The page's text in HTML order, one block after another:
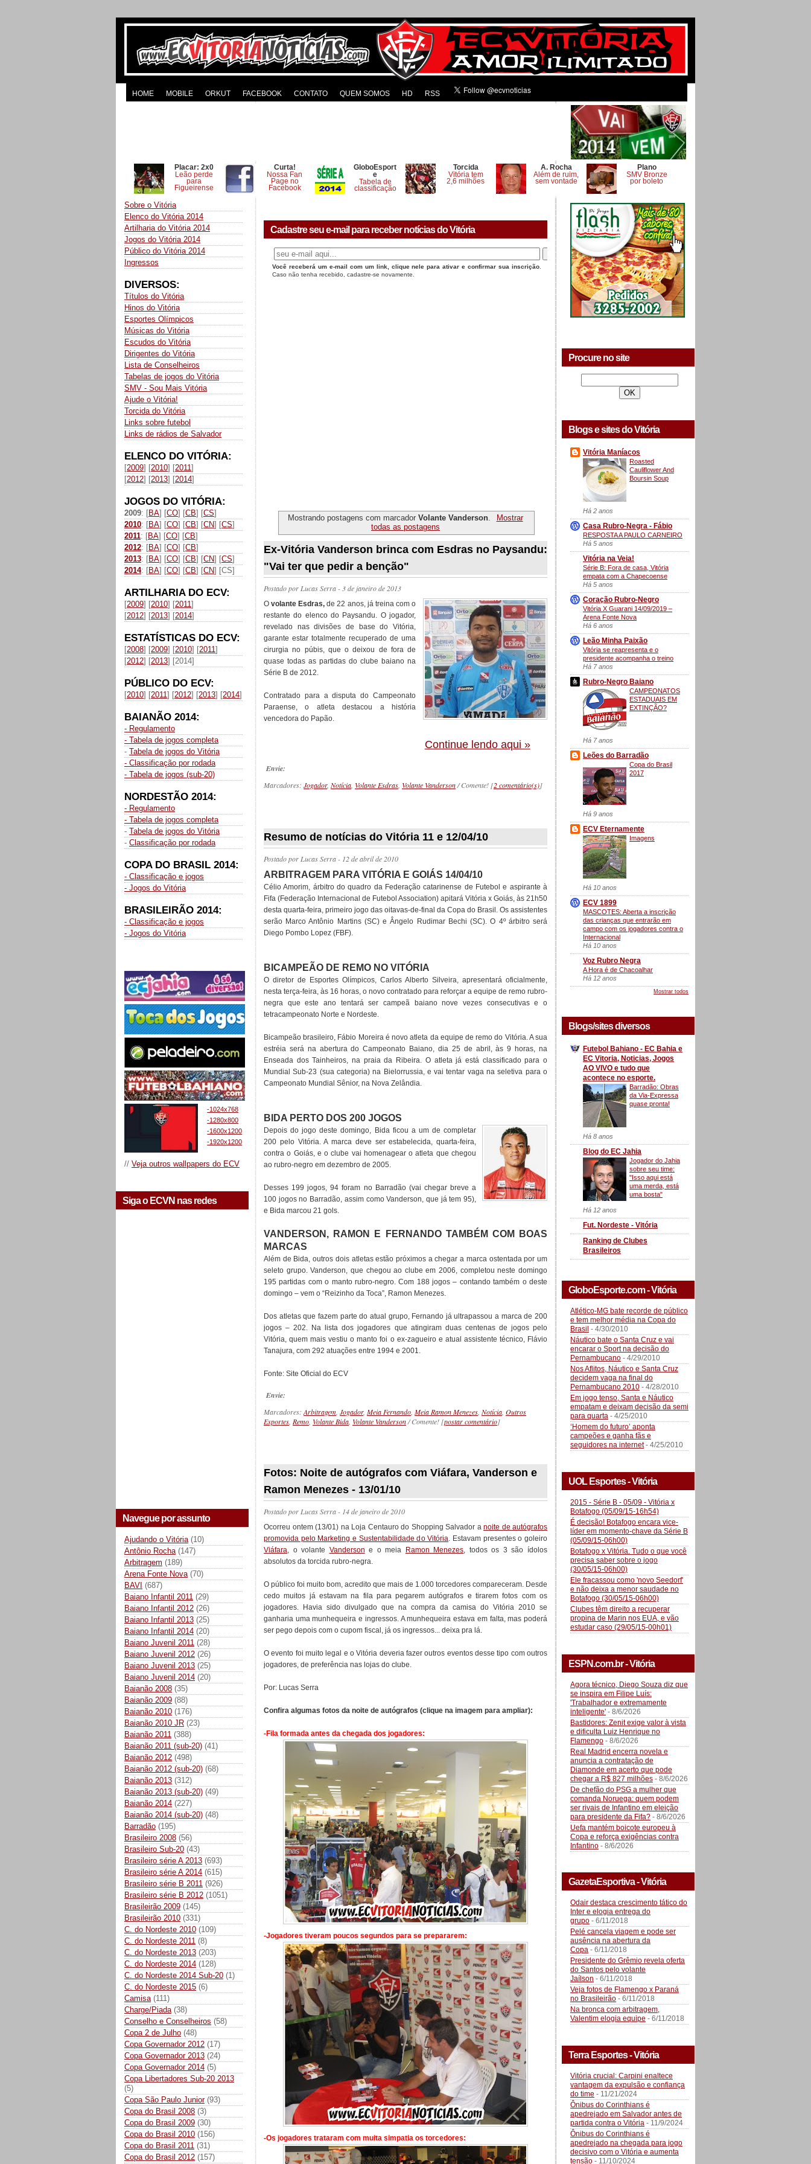
HOME MOBILE ORKUT FACEBOOK CONTATO QUEM SOMOS HD RSS
Placar: 2x0
Leão perde
para
Figueirense
Curta!
Nossa Fan
Page no
Facebook
GloboEsport
e
Tabela de
classificação
Torcida
Vitória tem
2,6 milhões
A. Rocha
Além de ruim,
sem vontade
Plano
SMV Bronze
por boleto
Sobre o Vitória
Elenco do Vitória 2014
Artilharia do Vitória 2014
Jogos do Vitória 2014
Público do Vitória 2014
Ingressos
DIVERSOS:
Títulos do Vitória
Hinos do Vitória
Esportes Olímpicos
Músicas do Vitória
Escudos do Vitória
Dirigentes do Vitória
Lista de Conselheiros
Tabelas de jogos do Vitória
SMV - Sou Mais Vitória
Ajude o Vitória!
Torcida do Vitória
Links sobre futebol
Links de rádios de Salvador
ELENCO DO VITÓRIA:
[2009] [2010] [2011]
[2012] [2013] [2014]
JOGOS DO VITÓRIA:
2009: [BA] [CO] [CB] [CS]
2010: [BA] [CO] [CB] [CN] [CS]
2011: [BA] [CO] [CB]
2012: [BA] [CO] [CB]
2013: [BA] [CO] [CB] [CN] [CS]
2014: [BA] [CO] [CB] [CN] [CS]
ARTILHARIA DO ECV:
[2009] [2010] [2011]
[2012] [2013] [2014]
ESTATÍSTICAS DO ECV:
[2008] [2009] [2010] [2011]
[2012] [2013] [2014]
PÚBLICO DO ECV:
[2010] [2011] [2012] [2013] [2014]
BAIANÃO 2014:
- Regulamento
- Tabela de jogos completa
- Tabela de jogos do Vitória
- Classificação por rodada
- Tabela de jogos (sub-20)
NORDESTÃO 2014:
- Regulamento
- Tabela de jogos completa
- Tabela de jogos do Vitória
- Classificação por rodada
COPA DO BRASIL 2014:
- Classificação e jogos
- Jogos do Vitória
BRASILEIRÃO 2014:
- Classificação e jogos
- Jogos do Vitória
-1024x768
-1280x800
-1600x1200
-1920x1200
// Veja outros wallpapers do ECV
Siga o ECVN nas redes
Navegue por assunto
Ajudando o Vitória (10)
Antônio Rocha (147)
Arbitragem (189)
Arena Fonte Nova (70)
BAVI (687)
Baiano Infantil 2011 (29)
Baiano Infantil 2012 (26)
Baiano Infantil 2013 (25)
Baiano Infantil 2014 (20)
Baiano Juvenil 2011 (28)
Baiano Juvenil 2012 (26)
Baiano Juvenil 2013 (25)
Baiano Juvenil 2014 (20)
Baianão 2008 (35)
Baianão 2009 (88)
Baianão 2010 (176)
Baianão 2010 JR (23)
Baianão 2011 (388)
Baianão 2011 (sub-20) (41)
Baianão 2012 (498)
Baianão 2012 (sub-20) (68)
Baianão 2013 (312)
Baianão 2013 (sub-20) (49)
Baianão 2014 (227)
Baianão 2014 (sub-20) (48)
Barradão (195)
Brasileiro 2008 (56)
Brasileiro Sub-20 (43)
Brasileiro série A 2013 (693)
Brasileiro série A 2014 (615)
Brasileiro série B 2011 (926)
Brasileiro série B 2012 (1051)
Brasileirão 2009 (145)
Brasileirão 2010 (331)
C. do Nordeste 2010 (109)
C. do Nordeste 2011 (8)
C. do Nordeste 2013 (203)
C. do Nordeste 2014 (128)
C. do Nordeste 2014 Sub-20 (1)
C. do Nordeste 2015 (6)
Camisa (111)
Charge/Piada (38)
Conselho e Conselheiros (58)
Copa 2 de Julho (48)
Copa Governador 2012 (17)
Copa Governador 2013 (24)
Copa Governador 2014 (5)
Copa Libertadores Sub-20 2013
(5)
Copa São Paulo Junior (93)
Copa do Brasil 2008 (3)
Copa do Brasil 2009 (30)
Copa do Brasil 2010 (156)
Copa do Brasil 2011 (31)
Copa do Brasil 2012 (157)
Cadastre seu e-mail para receber notícias do Vitória
Você receberá um e-mail com um link, clique nele para ativar e confirmar sua inscrição
Caso não tenha recebido, cadastre-se novamente.
Mostrando postagens com marcadorVolante Vanderson.
Mostrar
todas as postagens
Ex-Vitória Vanderson brinca com Esdras no Paysandu:
"Vai ter que pedir a benção"
Postado por Lucas Serra- 3 de janeiro de 2013
Ovolante Esdras, de 22 anos, já treina com o
restante do elenco do Paysandu. O jogador,
revelado nas divisões de base do Vitória,
garante estar totalmente recuperado de uma
cirurgia no púbis, que o deixou de fora de
quase todas as partidas do clube baiano na
Série B de 2012.
Contratado para a disputa do Campeonato
Paraense, o atleta destacou a história
vencedora do Papão.
Continue lendo aqui »
Envie:
Marcadores: Jogador, Notícia Volante Esdras Volante Vanderson/ Comente! [2 comentário(s)]
Resumo de notícias do Vitória 11 e 12/04/10
Postado por Lucas Serra- 12 de abril de 2010
ARBITRAGEM PARA VITÓRIA E GOIÁS 14/04/10
Célio Amorim, árbitro do quadro da Federação catarinense de Futebol e aspirante à
Fifa (Federação Internacional de Futebol Association) apitará Vitória x Goiás, às 21h50
desta quarta-feira, primeiro jogo das oitavas-de-final da Copa do Brasil. Os assistentes
serão Marco Antônio Martins (SC) e Ângelo Rudimar Bechi (SC). O 4º árbitro será
Diego Pombo Lopez (FBF).
BICAMPEÃO DE REMO NO VITÓRIA
O diretor de Esportes Olímpicos, Carlos Alberto Silveira, apresentará oficialmente,
nesta terça-feira, às 16 horas, o novo contratado para reforçar a equipe de remo rubro-
negra que este ano tentará ser campeã baiano nove vezes consecutivas e o
tetracampeonato Norte e Nordeste.
Bicampeão brasileiro, Fábio Moreira é novo atleta da equipe de remo do Vitória. A sua
estréia será na abertura do Campeonato Baiano, dia 25 de abril, às 9 horas, na
Enseada dos Tainheiros, na praia da Ribeira. O atleta já está classificado para o
Mundial Sub-23 (sua categoria) na Bielorrussia, e vai tentar vaga na seletiva para o
Campeonato Mundial Sênior, na Nova Zelândia.
BIDA PERTO DOS 200 JOGOS
Depois do jogo deste domingo, Bida ficou a um de completar
200 pelo Vitória. A marca deve ser estabelecida, quarta-feira,
contra o Goiás, e o clube vai homenagear o atleta que chegou
ao rubro-negro em dezembro de 2005.
Desses 199 jogos, 94 foram no Barradão (vai chegar breve a
100 jogos no Barradão, assim como Vanderson, que já tem 95),
e Bida marcou 21 gols.
VANDERSON, RAMON E FERNANDO TAMBÉM COM BOAS
MARCAS
Além de Bida, outros dois atletas estão próximos a chegar a marca ostentada por um
seleto grupo. Vanderson, que chegou ao clube em 2006, completou neste domingo
195 partidas com o manto rubro-negro. Com 188 jogos – contando também o deste
domingo – vem o “Reizinho da Toca”, Ramon Menezes.
Dos atletas que fazem parte do atual grupo, Fernando já ultrapassou a marca de 200
jogos – 202. Na lista dos jogadores que atingiram duas centenas de jogos pelo
Vitória, quem mais vestiu o manto foi o ex-zagueiro e atual assistente técnico, Flávio
Tanajura, com 292 atuações entre 1994 e 2001.
Fonte: Site Oficial do ECV
Envie:
Marcadores: Arbitragem Jogador, Meia Fernando Meia Ramon Menezes Notícia Outros
Esportes Remo Volante Bida Volante Vanderson/ Comente! [postar comentário]
Fotos: Noite de autógrafos com Viáfara, Vanderson e
Ramon Menezes - 13/01/10
Postado por Lucas Serra- 14 de janeiro de 2010
Ocorreu ontem (13/01) na Loja Centauro do Shopping Salvador a noite de autógrafos
promovida pelo Marketing e Sustentabilidade do Vitória. Estavam presentes o goleiro
Viáfara, o volante Vanderson e o meia Ramon Menezes, todos os 3 são ídolos
absolutos da torcida rubro-negra.
O público foi muito bom, acredito que mais de 1.000 torcedores compareceram. Desde
cedo muitos já estavam na fila para pegarem autógrafos e tirarem fotos com os
jogadores. Havia sido divulgado que na compra da camisa do Vitória 2010 se
ganharia uma munhequeira e ingressos. A munhequeira estava em falta, mas poderá
ser pego depois com o cupom fiscal, já os ingressos... deixa pra lá.
O evento foi muito legal e o Vitória deveria fazer outros eventos desse tipo com outros
jogadores, de preferência nas lojas do clube.
Por: Lucas Serra
Confira algumas fotos da noite de autógrafos (clique na imagem para ampliar):
-Fila formada antes da chegada dos jogadores:
-Jogadores tiveram poucos segundos para se prepararem:
-Os jogadores trataram com muita simpatia os torcedores:
Procure no site
Blogs e sites do Vitória
Vitória Maníacos
Roasted
Cauliflower And
Boursin Soup
Há 2 anos
Casa Rubro-Negra - Fábio
RESPOSTA A PAULO CARNEIRO
Há 5 anos
Vitória na Veia!
Série B: Fora de casa, Vitória
empata com a Chapecoense
Há 5 anos
Coração Rubro-Negro
Vitória X Guarani 14/09/2019 –
Arena Fonte Nova
Há 6 anos
Leão Minha Paixão
Vitória se reapresenta e o
presidente acompanha o treino
Há 7 anos
Rubro-Negro Baiano
CAMPEONATOS
ESTADUAIS EM
EXTINÇÃO?
Há 7 anos
Leões do Barradão
Copa do Brasil
2017
Há 9 anos
ECV Eternamente
Imagens
Há 10 anos
ECV 1899
MASCOTES: Aberta a inscrição
das crianças que entrarão em
campo com os jogadores contra o
Internacional
Há 10 anos
Voz Rubro Negra
A Hora é de Chacoalhar
Há 12 anos
Mostrar todos
Blogs/sites diversos
Futebol Bahiano - EC Bahia e
EC Vitoria, Noticias, Jogos
AO VIVO e tudo que
acontece no esporte.
Barradão: Obras
da Via-Expressa
quase pronta!
Há 8 anos
Blog do EC Jahia
Jogador do Jahia
sobre seu time:
"Isso aqui está
uma merda, está
uma bosta"
Há 12 anos
Fut. Nordeste - Vitória
Ranking de Clubes
Brasileiros
GloboEsporte.com - Vitória
Atlético-MG bate recorde de público
e tem melhor média na Copa do
Brasil - 4/30/2010
Náutico bate o Santa Cruz e vai
encarar o Sport na decisão do
Pernambucano - 4/29/2010
Nos Aflitos, Náutico e Santa Cruz
decidem vaga na final do
Pernambucano 2010 - 4/28/2010
Em jogo tenso, Santa e Náutico
empatam e deixam decisão da semi
para quarta - 4/25/2010
‘Homem do futuro’ aponta
campeões e ganha fãs e
seguidores na internet- 4/25/2010
UOL Esportes - Vitória
2015 - Série B - 05/09 - Vitória x
Botafogo (05/09/15-16h54)
É decisão! Botafogo encara vice-
líder em momento-chave da Série B
(05/09/15-06h00)
Botafogo x Vitória. Tudo o que você
precisa saber sobre o jogo
(30/05/15-06h00)
Ele fracassou como 'novo Seedorf'
e não deixa a menor saudade no
Botafogo (30/05/15-06h00)
Clubes têm direito a recuperar
propina de Marin nos EUA, e vão
estudar caso (29/05/15-00h01)
ESPN.com.br - Vitória
Agora técnico, Diego Souza diz que
se inspira em Filipe Luís:
'Trabalhador e extremamente
inteligente' - 8/6/2026
Bastidores: Zenit exige valor à vista
e dificulta Luiz Henrique no
Flamengo - 8/6/2026
Real Madrid encerra novela e
anuncia a contratação de
Diamonde em acerto que pode
chegar a R$ 827 milhões - 8/6/2026
De chefão do PSG a mulher que
comanda Noruega: quem podem
ser rivais de Infantino em eleição
para presidente da Fifa? - 8/6/2026
Uefa mantém boicote europeu à
Copa e reforça exigências contra
Infantino - 8/6/2026
GazetaEsportiva - Vitória
Odair destaca crescimento tático do
Inter e elogia entrega do
grupo - 6/11/2018
Pelé cancela viagem e pode ser
ausência na abertura da
Copa - 6/11/2018
Presidente do Grêmio revela oferta
do Santos pelo volante
Jaílson - 6/11/2018
Veja fotos de Flamengo x Paraná
no Brasileirão - 6/11/2018
Na bronca com arbitragem,
Valentim elogia equipe - 6/11/2018
Terra Esportes - Vitória
Vitória crucial: Carpini enaltece
vantagem da expulsão e confiança
do time - 11/21/2024
Ônibus do Corinthians é
apedrejado em Salvador antes de
partida contra o Vitória - 11/9/2024
Ônibus do Corinthians é
apedrejado na chegada para jogo
decisivo com o Vitória e aumenta
tensão - 11/10/2024